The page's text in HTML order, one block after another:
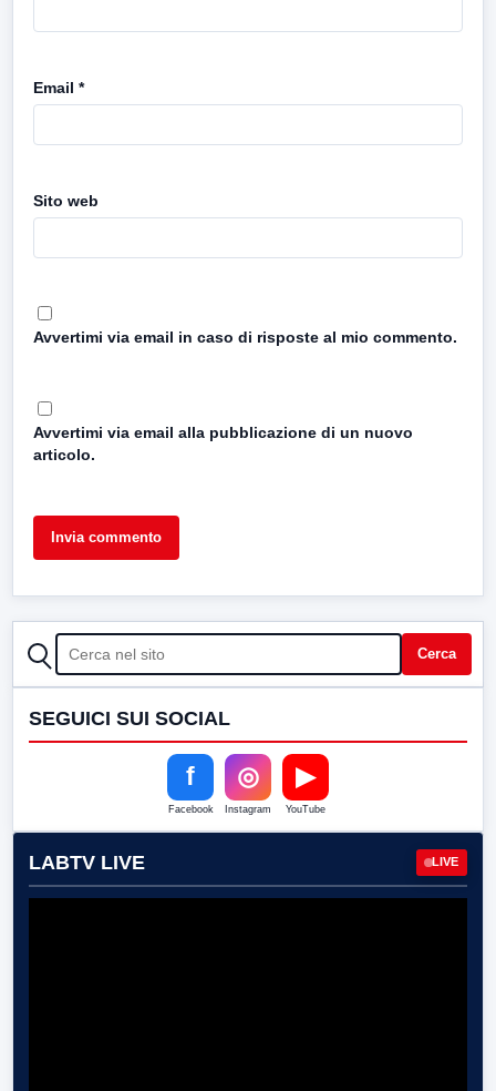
Email *
Sito web
Avvertimi via email in caso di risposte al mio commento.
Avvertimi via email alla pubblicazione di un nuovo
articolo.
CERCA Cerca
SEGUICI SUI SOCIAL
f
Facebook
◎
Instagram
▶
YouTube
LABTV LIVE LIVE